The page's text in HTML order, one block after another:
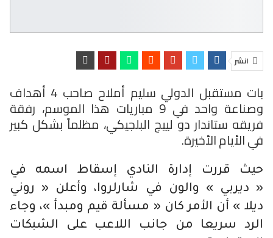
انشر
بات مستقبل الدولي سليم أملاح صاحب 4 أهداف
وصناعة واحد في 9 مباريات هذا الموسم، رفقة
فريقه ستاندار دو لييج البلجيكي، مظلماً بشكل كبير
في الأيام الأخيرة.
حيث قررت إدارة النادي إسقاط اسمه في
« ديربي » والون في شارلروا، وأعلن « روني
ديلا » أن الأمر كان « مسألة قيم ومبدأ »، وجاء
الرد سريعا من جانب اللاعب على الشبكات